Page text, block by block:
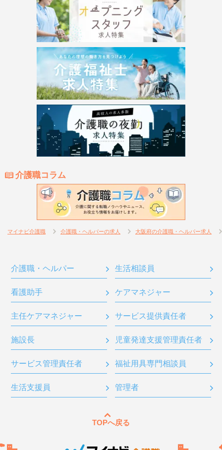
介護職コラム
マイナビ介護職 介護職・ヘルパーの求人 大阪府の介護職・ヘルパー求人
介護職・ヘルパー 生活相談員
看護助手 ケアマネジャー
主任ケアマネジャー サービス提供責任者
施設長 児童発達支援管理責任者
サービス管理責任者 福祉用具専門相談員
生活支援員 管理者
TOPへ戻る